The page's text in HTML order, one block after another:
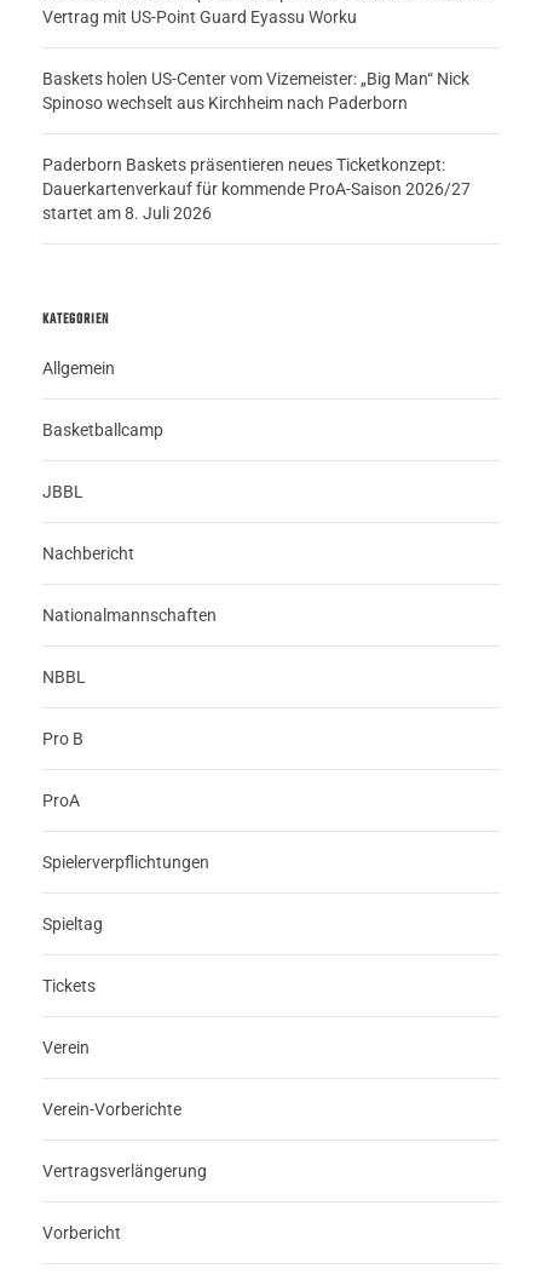
Vertrag mit US-Point Guard Eyassu Worku
Baskets holen US-Center vom Vizemeister: „Big Man“ Nick
Spinoso wechselt aus Kirchheim nach Paderborn
Paderborn Baskets präsentieren neues Ticketkonzept:
Dauerkartenverkauf für kommende ProA-Saison 2026/27
startet am 8. Juli 2026
KATEGORIEN
Allgemein
Basketballcamp
JBBL
Nachbericht
Nationalmannschaften
NBBL
Pro B
ProA
Spielerverpflichtungen
Spieltag
Tickets
Verein
Verein-Vorberichte
Vertragsverlängerung
Vorbericht